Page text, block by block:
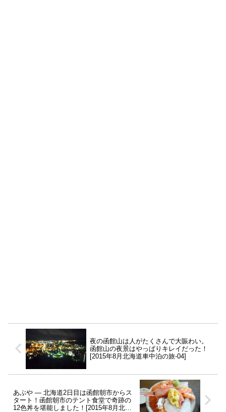
夜の函館山は人がたくさんで大賑わい。
函館山の夜景はやっぱりキレイだった！
[2015年8月北海道車中泊の旅-04]
あぶや ― 北海道2日目は函館朝市からス
タート！函館朝市のテント食堂で奇跡の
12色丼を堪能しました！[2015年8月北海